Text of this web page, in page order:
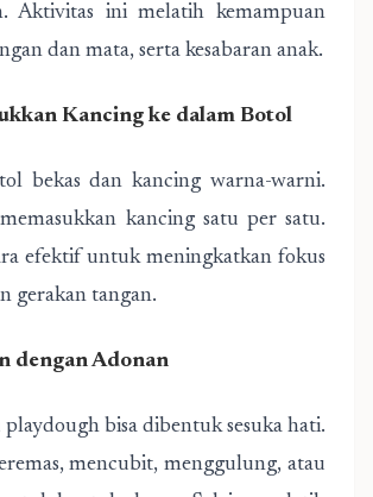
Aktivitas ini melatih kemampuan
dan mata, serta kesabaran anak.
Kancing ke dalam Botol
bekas dan kancing warna-warni.
kancing satu per satu.
efektif untuk meningkatkan fokus
gerakan tangan.
dengan Adonan
bisa dibentuk sesuka hati.
mencubit, menggulung, atau